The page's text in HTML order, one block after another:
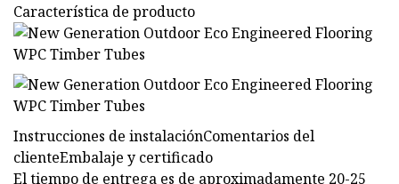
Característica de producto
Instrucciones de instalaciónComentarios del
clienteEmbalaje y certificado
El tiempo de entrega es de aproximadamente 20-25